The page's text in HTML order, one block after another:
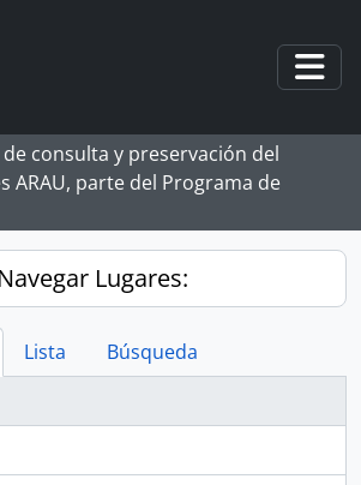
consulta y preservación del
ARAU, parte del Programa de
Navegar Lugares:
Lista
Búsqueda